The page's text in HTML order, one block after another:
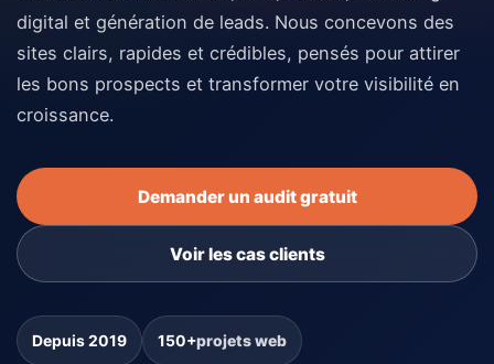
digital et génération de leads. Nous concevons des
sites clairs, rapides et crédibles, pensés pour attirer
les bons prospects et transformer votre visibilité en
croissance.
Demander un audit gratuit
Voir les cas clients
Depuis 2019 150+projets web